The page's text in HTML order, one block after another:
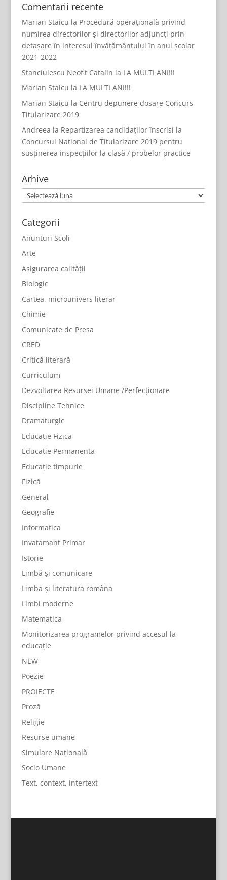
Comentarii recente
Marian Staicu la Procedură operațională privind
numirea directorilor și directorilor adjuncți prin
detașare în interesul învățământului în anul școlar
2021-2022
Stanciulescu Neofit Catalin la LA MULTI ANI!!!
Marian Staicu la LA MULTI ANI!!!
Marian Staicu la Centru depunere dosare Concurs
Titularizare 2019
Andreea la Repartizarea candidaților înscrisi la
Concursul National de Titularizare 2019 pentru
susținerea inspecțiilor la clasă / probelor practice
Arhive
Arhive
Categorii
Anunturi Scoli
Arte
Asigurarea calității
Biologie
Cartea, microunivers literar
Chimie
Comunicate de Presa
CRED
Critică literară
Curriculum
Dezvoltarea Resursei Umane /Perfecționare
Discipline Tehnice
Dramaturgie
Educatie Fizica
Educatie Permanenta
Educație timpurie
Fizică
General
Geografie
Informatica
Invatamant Primar
Istorie
Limbă și comunicare
Limba și literatura româna
Limbi moderne
Matematica
Monitorizarea programelor privind accesul la
educație
NEW
Poezie
PROIECTE
Proză
Religie
Resurse umane
Simulare Națională
Socio Umane
Text, context, intertext